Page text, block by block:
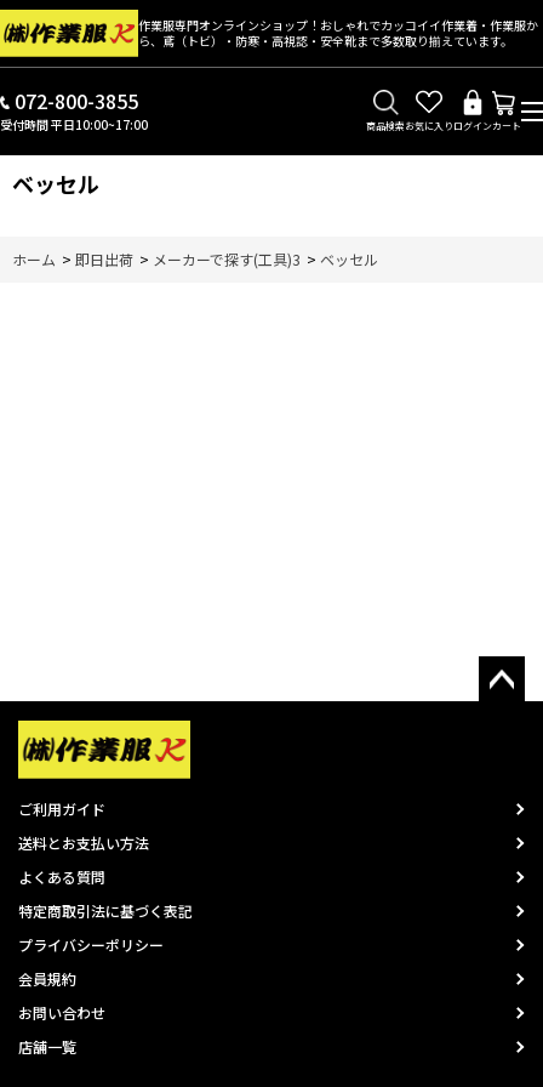
作業服専門オンラインショップ！おしゃれでカッコイイ作業着・作業服か
ら、鳶（トビ）・防寒・高視認・安全靴まで多数取り揃えています。
072-800-3855
受付時間 平日10:00~17:00 商品検索お気に入りログインカート
ベッセル
ホーム > 即日出荷 > メーカーで探す(工具)3 > ベッセル
ご利用ガイド
送料とお支払い方法
よくある質問
特定商取引法に基づく表記
プライバシーポリシー
会員規約
お問い合わせ
店舗一覧